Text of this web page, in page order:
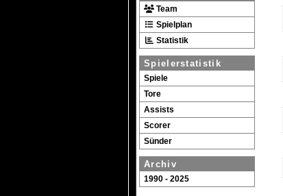
Team
Spielplan
Statistik
Spielerstatistik
Spiele
Tore
Assists
Scorer
Sünder
Archiv
1990 - 2025